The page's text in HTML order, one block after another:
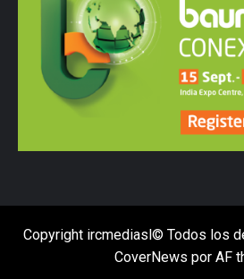
Copyright ircmediasl© Todos los
CoverNews por AF